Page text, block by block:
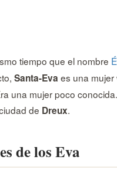
tiempo que el nombre
Santa-Eva es una mujer
una mujer poco
de Dreux.
de los Eva